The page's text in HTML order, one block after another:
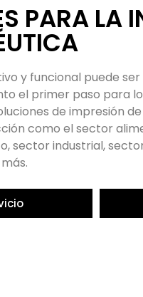
DE LIBROS
libro? ¡No busques
de impresión de
con diferentes tipos de
lo que te permite
utilizamos tecnología
de la mejor calidad,
vivos y detalles nítidos.